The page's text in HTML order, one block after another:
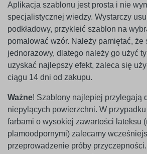
Aplikacja szablonu jest prosta i nie
specjalistycznej wiedzy. Wystarczy
podkładowy, przykleić szablon na
pomalować wzór. Należy pamiętać, że
jednorazowy, dlatego należy go użyć
uzyskać najlepszy efekt, zaleca się
ciągu 14 dni od zakupu.
Ważne! Szablony najlepiej przylegają
niepylących powierzchni. W
farbami o wysokiej zawartości lateksu
plamoodpornymi) zalecamy
przeprowadzenie próby